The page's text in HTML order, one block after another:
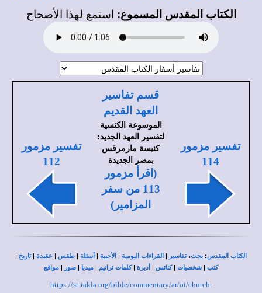
الكتاب المقدس المسموع: استمع لهذا الأصحاح
تفسير مزمور
114
قسم تفاسير
العهد القديم
الموسوعة الكنسية
لتفسير العهد الجديد:
كنيسة مارمرقس
بمصر الجديدة
(اقرأ مزمور
113 من سفر
المزامير)
تفسير مزمور
112
الكتاب المقدس: بحث،تفاسير | القراءات اليومية | الأجبية | أسئلة | طقس | عقيدة |تاريخ |
كتب | شخصيات |كنائس | أديرة |كلمات ترانيم | ميديا | صور | مواقع
https://st-takla.org/bible/commentary/ar/ot/church-